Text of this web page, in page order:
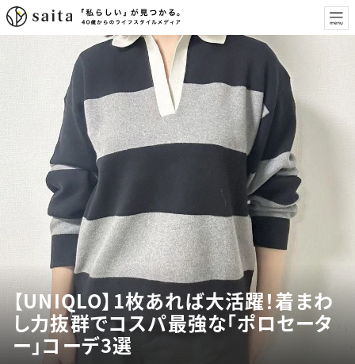
【UNIQLO】1枚あれば大活躍！着まわ
し力抜群でコスパ最強な「ポロセータ
ー」コーデ3選